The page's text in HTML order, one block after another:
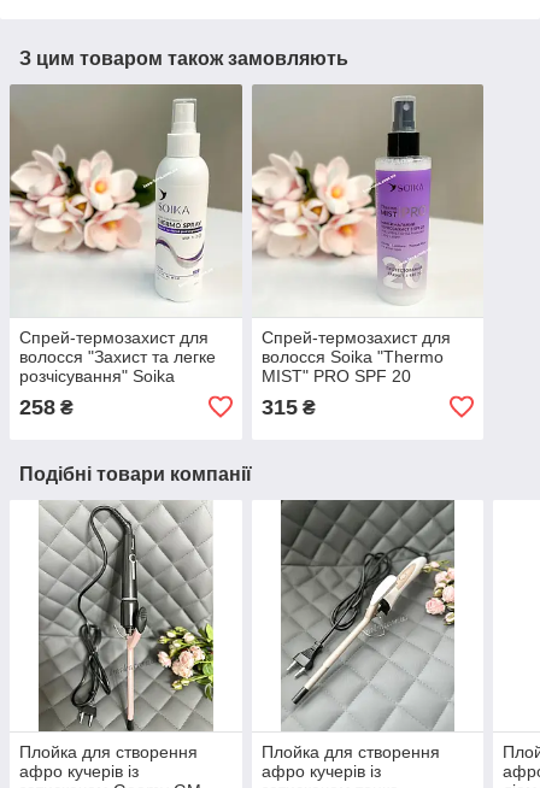
З цим товаром також замовляють
Спрей-термозахист для
волосся "Захист та легке
розчісування" Soika
200 мл
258 ₴
Спрей-термозахист для
волосся Soika "Thermo
MIST" PRO SPF 20
315₴
Подібні товари компанії
Плойка для створення
афро кучерів із
Плойка для створення
афро кучерів із